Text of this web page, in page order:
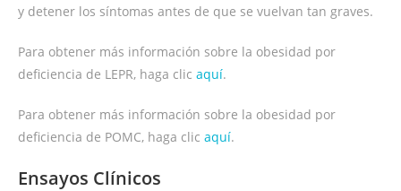
y detener los síntomas antes de que se vuelvan tan graves.
Para obtener más información sobre la obesidad por
deficiencia de LEPR, haga clic aquí.
Para obtener más información sobre la obesidad por
deficiencia de POMC, haga clic aquí.
Ensayos Clínicos